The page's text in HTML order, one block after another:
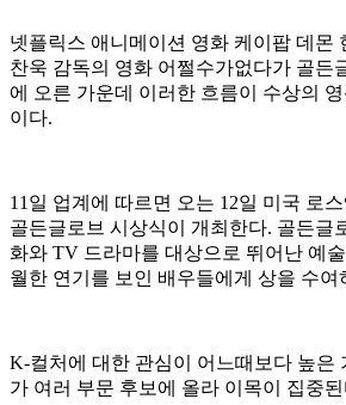
넷플릭스 애니메이션 영화 케이팝 데몬
찬욱 감독의 영화 어쩔수가없다가 골든
에 오른 가운데 이러한 흐름이 수상의
이다.
11일 업계에 따르면 오는 12일 미국 로
골든글로브 시상식이 개최한다. 골든글
화와 TV 드라마를 대상으로 뛰어난 예
월한 연기를 보인 배우들에게 상을 수여
K-컬처에 대한 관심이 어느때보다 높은
가 여러 부문 후보에 올라 이목이 집중된